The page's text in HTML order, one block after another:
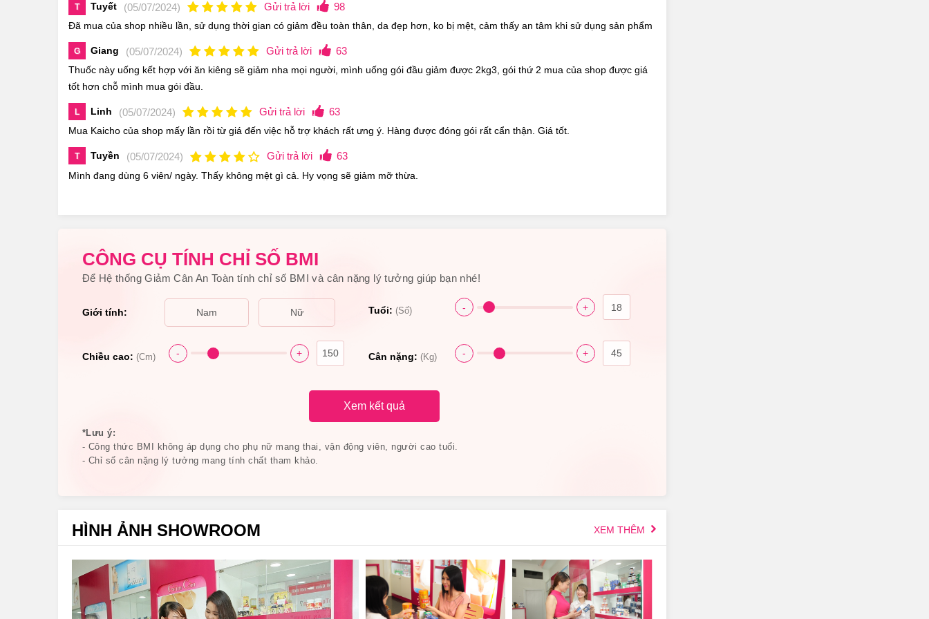
2.Viên Uống Giảm Cân Enzyme Fucoidan Kaicho 124 viên Có Nguồn Gốc Xuất Xứ Từ Đâu, Thành
Thương hiệu: Ventuno.
Quy cách: 124 viên.
Collagen, Canxi,… không những tốt cho cơ thể còn giúp làm đẹp da, cân đối vóc dáng, duy trì vẻ ngoài tươi tắn, xinh
Đặc biệt, trong viên uống Enzyme Fucoidan Kaicho còn có sự kết hợp của Carnitine–Gymnema–Salacia–Chitosan, tạo
ra hoạt chất có khả năng giảm thiểu sự hấp thụ chất béo của cơ thể, hỗ trợ bạn kiểm soát cân nặng hiệu quả.
T Tuyết (05/07/2024) Gửi trả lời 98
Đã mua của shop nhiều lần, sử dụng thời gian có giảm đều toàn thân, da đẹp hơn, ko bị mệt, cảm thấy an tâm khi sử dụng sản phẩm
G Giang (05/07/2024) Gửi trả lời 63
Thuốc này uống kết hợp với ăn kiêng sẽ giảm nha mọi người, mình uống gói đầu giảm được 2kg3, gói thứ 2 mua của shop được giá
tốt hơn chỗ mình mua gói đầu.
L Linh (05/07/2024) Gửi trả lời 63
Mua Kaicho của shop mấy lần rồi từ giá đến việc hỗ trợ khách rất ưng ý. Hàng được đóng gói rất cẩn thận. Giá tốt.
T Tuyền (05/07/2024) Gửi trả lời 63
Mình đang dùng 6 viên/ ngày. Thấy không mệt gì cả. Hy vọng sẽ giảm mỡ thừa.
CÔNG CỤ TÍNH CHỈ SỐ BMI
Để Hệ thống Giảm Cân An Toàn tính chỉ số BMI và cân nặng lý tưởng giúp bạn nhé!
Giới tính: Nam Nữ Tuổi: (Số) - +
Chiều cao: (Cm) - + Cân nặng: (Kg) - +
Xem kết quả
*Lưu ý:
- Công thức BMI không áp dụng cho phụ nữ mang thai, vận động viên, người cao tuổi.
- Chỉ số cân nặng lý tưởng mang tính chất tham khảo.
HÌNH ẢNH SHOWROOM XEM THÊM